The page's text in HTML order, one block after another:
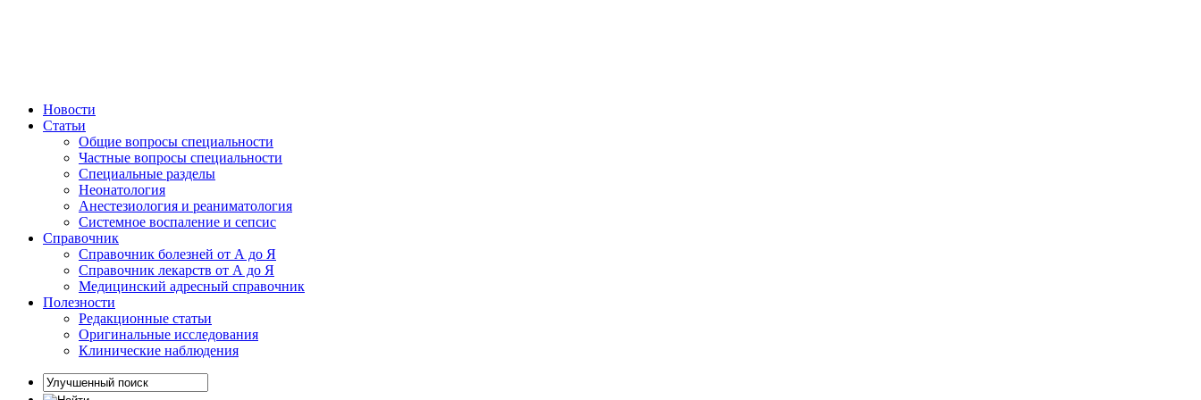
Новости
Статьи
Общие вопросы специальности
Частные вопросы специальности
Специальные разделы
Неонатология
Анестезиология и реаниматология
Системное воспаление и сепсис
Справочник
Справочник болезней от А до Я
Справочник лекарств от А до Я
Медицинский адресный справочник
Полезности
Редакционные статьи
Оригинальные исследования
Клинические наблюдения